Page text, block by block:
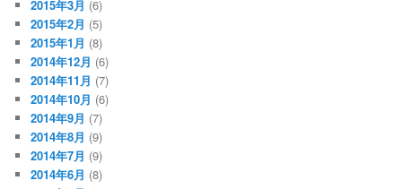
2015年3月 (6)
2015年2月 (5)
2015年1月 (8)
2014年12月 (6)
2014年11月 (7)
2014年10月 (6)
2014年9月 (7)
2014年8月 (9)
2014年7月 (9)
2014年6月 (8)